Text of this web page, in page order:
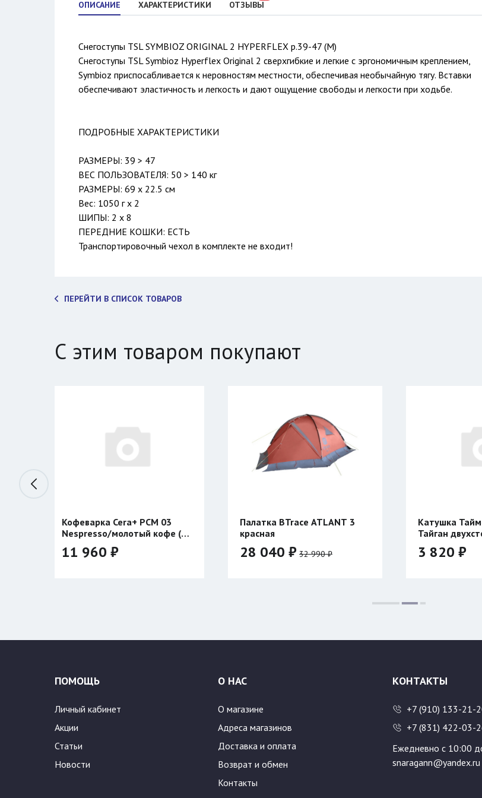
ОПИСАНИЕ ХАРАКТЕРИСТИКИ ОТЗЫВЫ
Снегоступы TSL SYMBIOZ ORIGINAL 2 HYPERFLEX р.39-47 (M)
Снегоступы TSL Symbioz Hyperflex Original 2 cверхгибкие и легкие с эргономичным креплением,
Symbioz приспосабливается к неровностям местности, обеспечивая необычайную тягу. Вставки
обеспечивают эластичность и легкость и дают ощущение свободы и легкости при ходьбе.
ПОДРОБНЫЕ ХАРАКТЕРИСТИКИ
РАЗМЕРЫ: 39 > 47
ВЕС ПОЛЬЗОВАТЕЛЯ: 50 > 140 кг
РАЗМЕРЫ: 69 х 22.5 см
Вес: 1050 г х 2
ШИПЫ: 2 х 8
ПЕРЕДНИЕ КОШКИ: ЕСТЬ
Транспортировочный чехол в комплекте не входит!
ПЕРЕЙТИ В СПИСОК ТОВАРОВ
С этим товаром покупают
Палатка BTrace ATLANT 3
красная
28 040 ₽
Катушка Таймень для ружья
3 820 ₽
ПОМОЩЬ
Личный кабинет
Акции
Статьи
Новости
О НАС
О магазине
Адреса магазинов
Доставка и оплата
Возврат и обмен
Контакты
КОНТАКТЫ
+7 (910) 133-21-
+7 (831) 422-03-
Ежедневно с 10:00
snaragann@yandex.ru